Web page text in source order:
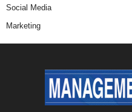
Social Media
Marketing